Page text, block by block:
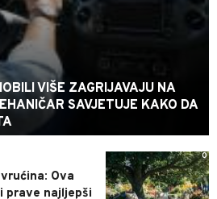
VIŠE ZAGRIJAVAJU NA
SAVJETUJE KAKO DA
0
Ova
prave najljepši